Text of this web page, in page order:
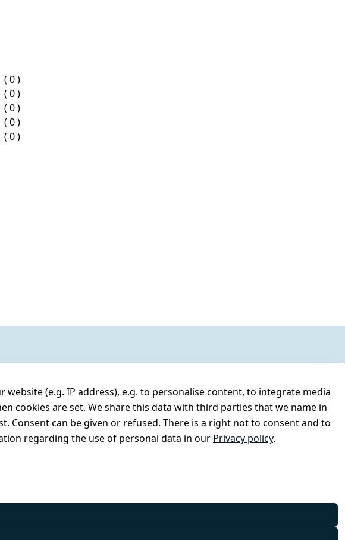
( 0 )
( 0 )
( 0 )
( 0 )
( 0 )
(e.g. IP address), e.g. to personalise content, to integrate media
cookies are set. We share this data with third parties that we name in
Consent can be given or refused. There is a right not to consent and to
regarding the use of personal data in our Privacy policy.